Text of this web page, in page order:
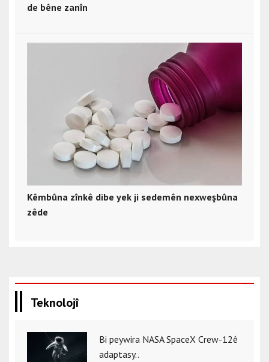
de bêne zanîn
Kêmbûna zînkê dibe yek ji sedemên nexweşbûna
zêde
Teknolojî
Bi peywira NASA SpaceX Crew-12ê
adaptasy..